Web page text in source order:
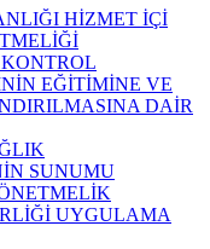
HİZMET İÇİ
EĞİTİMİNE VE
DAİR
SUNUMU
UYGULAMA